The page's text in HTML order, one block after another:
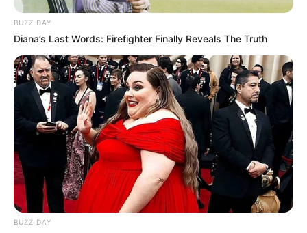
BUZZ DAY
Diana’s Last Words: Firefighter Finally Reveals The Truth
BUZZ DAY